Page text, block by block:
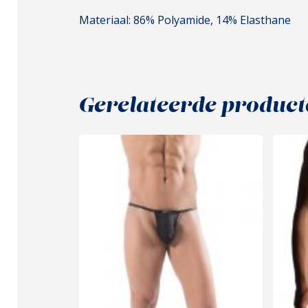
Materiaal: 86% Polyamide, 14% Elasthane
Gerelateerde